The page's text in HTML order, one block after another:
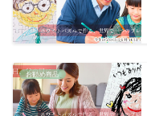
お勧め商品